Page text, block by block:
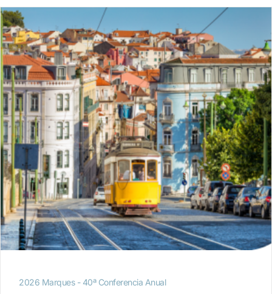
2026 Marques - 40ª Conferencia Anual